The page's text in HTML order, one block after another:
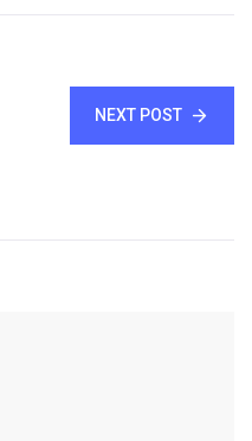
NEXT POST